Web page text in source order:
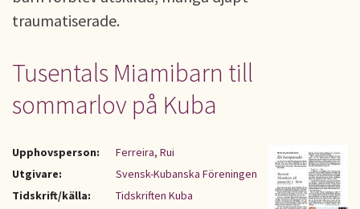
traumatiserade.
Tusentals Miamibarn till
sommarlov på Kuba
Upphovsperson:
Ferreira, Rui
Utgivare:
Svensk-Kubanska Föreningen
Tidskrift/källa:
Tidskriften Kuba